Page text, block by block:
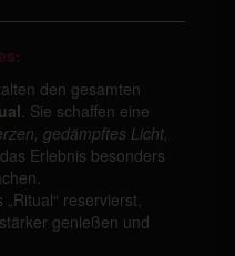
den gesamten
. Sie schaffen eine
gedämpftes Licht,
das Erlebnis besonders
reservierst,
genießen und